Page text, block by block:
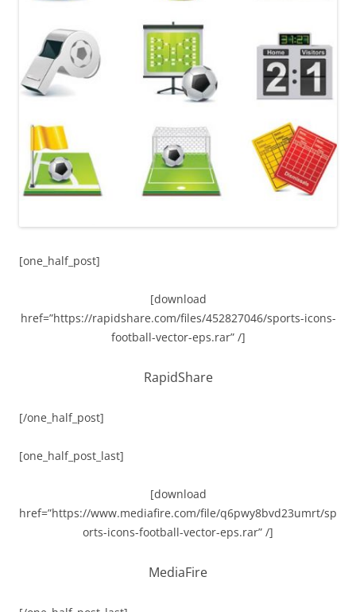
[one_half_post]
[download
href=”https://rapidshare.com/files/452827046/sports-icons-
football-vector-eps.rar” /]
RapidShare
[/one_half_post]
[one_half_post_last]
[download
href=”https://www.mediafire.com/file/q6pwy8bvd23umrt/sp
orts-icons-football-vector-eps.rar” /]
MediaFire